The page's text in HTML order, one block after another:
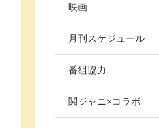
映画
月刊スケジュール
番組協力
関ジャニ×コラボ